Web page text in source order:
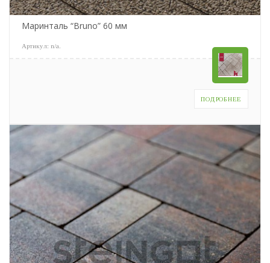
Маринталь “Bruno” 60 мм
Артикул: n/a
ПОДРОБНЕЕ